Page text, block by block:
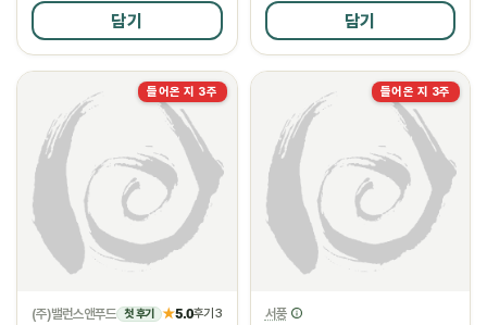
담기 담기
들어온 지 3주
(주)밸런스앤푸드 첫 후기 ★5.0후기 3
들어온 지 3주
서풍